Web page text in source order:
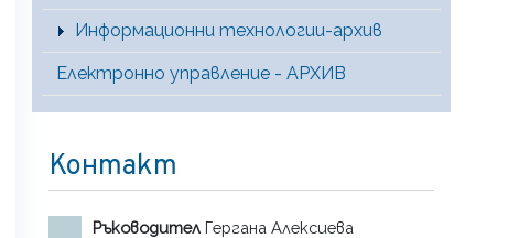
Информационни технологии-архив
Електронно управление - АРХИВ
Контакт
Ръководител Гергана Алексиева